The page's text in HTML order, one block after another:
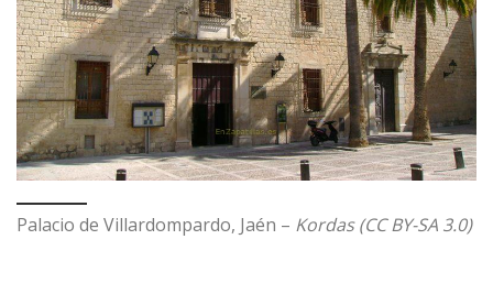
Palacio de Villardompardo, Jaén – Kordas (CC BY-SA 3.0)